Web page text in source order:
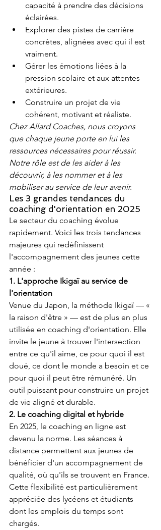
capacité à prendre des décisions
éclairées.
Explorer des pistes de carrière
concrètes, alignées avec qui il est
vraiment.
Gérer les émotions liées à la
pression scolaire et aux attentes
extérieures.
Construire un projet de vie
cohérent, motivant et réaliste.
Chez Allard Coaches, nous croyons
que chaque jeune porte en lui les
ressources nécessaires pour réussir.
Notre rôle est de les aider à les
découvrir, à les nommer et à les
mobiliser au service de leur avenir.
Les 3 grandes tendances du
coaching d'orientation en 2025
Le secteur du coaching évolue
rapidement. Voici les trois tendances
majeures qui redéfinissent
l'accompagnement des jeunes cette
année :
1. L'approche Ikigaï au service de
l'orientation
Venue du Japon, la méthode Ikigaï — «
la raison d'être » — est de plus en plus
utilisée en coaching d'orientation. Elle
invite le jeune à trouver l'intersection
entre ce qu'il aime, ce pour quoi il est
doué, ce dont le monde a besoin et ce
pour quoi il peut être rémunéré. Un
outil puissant pour construire un projet
de vie aligné et durable.
2. Le coaching digital et hybride
En 2025, le coaching en ligne est
devenu la norme. Les séances à
distance permettent aux jeunes de
bénéficier d'un accompagnement de
qualité, où qu'ils se trouvent en France.
Cette flexibilité est particulièrement
appréciée des lycéens et étudiants
dont les emplois du temps sont
chargés.